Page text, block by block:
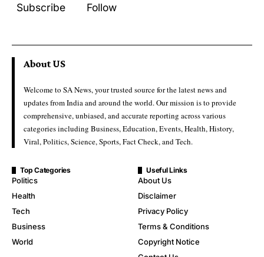
Subscribe
Follow
About US
Welcome to SA News, your trusted source for the latest news and
updates from India and around the world. Our mission is to provide
comprehensive, unbiased, and accurate reporting across various
categories including Business, Education, Events, Health, History,
Viral, Politics, Science, Sports, Fact Check, and Tech.
Top Categories
Politics
Health
Tech
Business
World
Useful Links
About Us
Disclaimer
Privacy Policy
Terms & Conditions
Copyright Notice